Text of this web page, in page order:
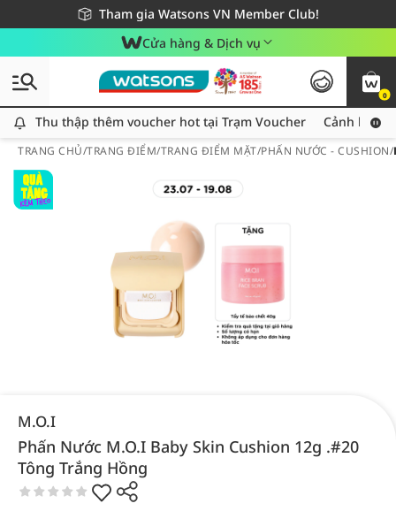
Tham gia Watsons VN Member Club!
Miễn phí giao hàng cho đơn hàng từ 249,000Đ
Giao hàng nhanh 24h - Áp dụng khu vực TP. Hồ Chí Minh
Cửa hàng & Dịch vụ
0
Thu thập thêm voucher hot tại Trạm Voucher
Thu thập thêm voucher hot tại Trạm Voucher Cảnh báo
TRANG CHỦ/TRANG ĐIỂM/TRANG ĐIỂM MẶT/PHẤN NƯỚC - CUSHION/
M.O.I
Phấn Nước M.O.I Baby Skin Cushion 12g .#20
Tông Trắng Hồng